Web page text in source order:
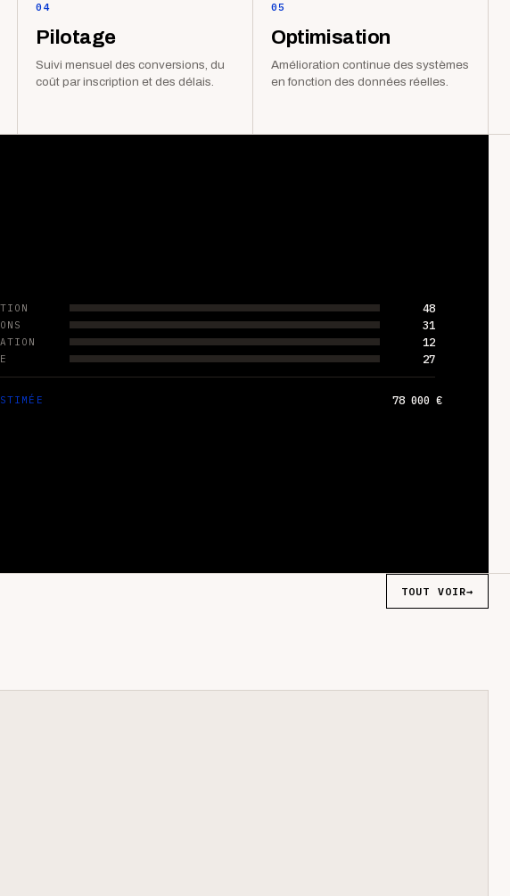
04
Pilotage
Suivi mensuel des conversions, du
coût par inscription et des délais.
05
Optimisation
Amélioration continue des systèmes
en fonction des données réelles.
48
31
12
27
78 000 €
TOUT VOIR→